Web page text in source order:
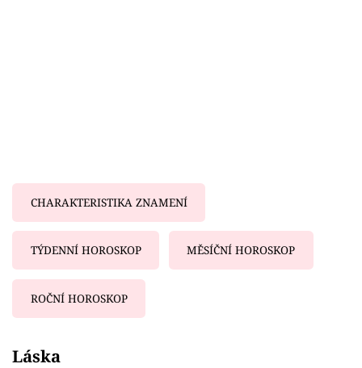
CHARAKTERISTIKA ZNAMENÍ
TÝDENNÍ HOROSKOP MĚSÍČNÍ HOROSKOP
ROČNÍ HOROSKOP
Láska